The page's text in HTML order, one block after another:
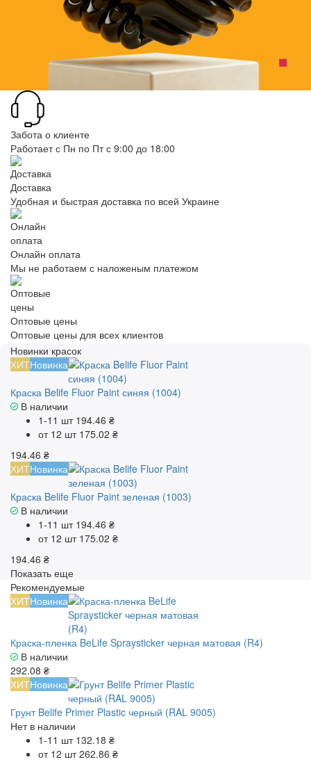
Забота о клиенте
Работает с Пн по Пт с 9:00 до 18:00
Доставка
Удобная и быстрая доставка по всей Украине
Онлайн оплата
Мы не работаем с наложеным платежом
Оптовые цены
Оптовые цены для всех клиентов
Новинки красок
ХИТНовинка
Краска Belife Fluor Paint синяя (1004)
В наличии
1-11 шт 194.46 ₴
от 12 шт 175.02 ₴
194.46 ₴
ХИТНовинка
Краска Belife Fluor Paint зеленая (1003)
В наличии
1-11 шт 194.46 ₴
от 12 шт 175.02 ₴
194.46 ₴
Показать еще
Рекомендуемые
ХИТНовинка
Краска-пленка BeLife Spraysticker черная матовая (R4)
В наличии
292.08 ₴
ХИТНовинка
Грунт Belife Primer Plastic черный (RAL 9005)
Нет в наличии
1-11 шт 132.18 ₴
от 12 шт262.86 ₴